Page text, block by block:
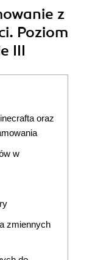
z
Poziom
III
oraz
w
zmiennych